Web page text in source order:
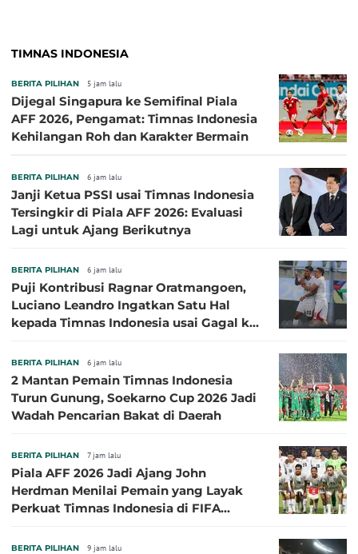
TIMNAS INDONESIA
BERITA PILIHAN 5 jam lalu
Dijegal Singapura ke Semifinal Piala
AFF 2026, Pengamat: Timnas Indonesia
Kehilangan Roh dan Karakter Bermain
BERITA PILIHAN 6 jam lalu
Janji Ketua PSSI usai Timnas Indonesia
Tersingkir di Piala AFF 2026: Evaluasi
Lagi untuk Ajang Berikutnya
BERITA PILIHAN 6 jam lalu
Puji Kontribusi Ragnar Oratmangoen,
Luciano Leandro Ingatkan Satu Hal
kepada Timnas Indonesia usai Gagal ke
BERITA PILIHAN 6 jam lalu
2 Mantan Pemain Timnas Indonesia
Turun Gunung, Soekarno Cup 2026 Jadi
Wadah Pencarian Bakat di Daerah
BERITA PILIHAN 7 jam lalu
Piala AFF 2026 Jadi Ajang John
Herdman Menilai Pemain yang Layak
Perkuat Timnas Indonesia di FIFA
BERITA PILIHAN 9 jam lalu